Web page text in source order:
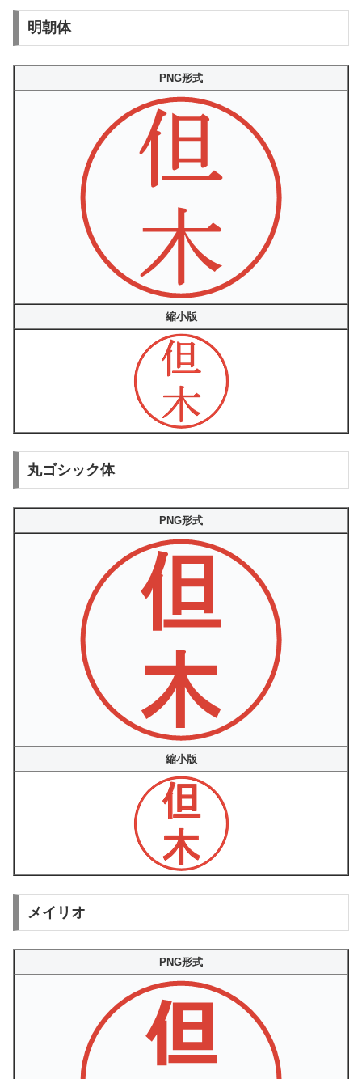
明朝体
PNG形式
縮小版
丸ゴシック体
PNG形式
縮小版
メイリオ
PNG形式